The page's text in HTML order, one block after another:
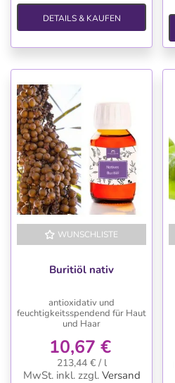
DETAILS & KAUFEN
WUNSCHLISTE
Buritiöl nativ
antioxidativ und
feuchtigkeitsspendend für Haut
und Haar
10,67 €
213,44 € / l
MwSt. inkl. zzgl. Versand